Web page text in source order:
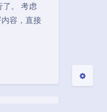
暗化
了。 考虑
容，直接